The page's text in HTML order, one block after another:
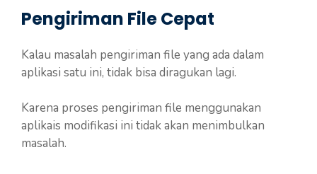
Pengiriman File Cepat
Kalau masalah pengiriman file yang ada dalam
aplikasi satu ini, tidak bisa diragukan lagi.
Karena proses pengiriman file menggunakan
aplikais modifikasi ini tidak akan menimbulkan
masalah.